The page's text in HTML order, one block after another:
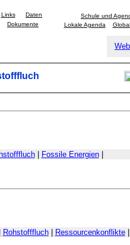
Links
Daten
Dokumente
Schule und
Lokale Agenda
| Fossile Energien|
Rohstofffluch| Ressourcenkonflikte|